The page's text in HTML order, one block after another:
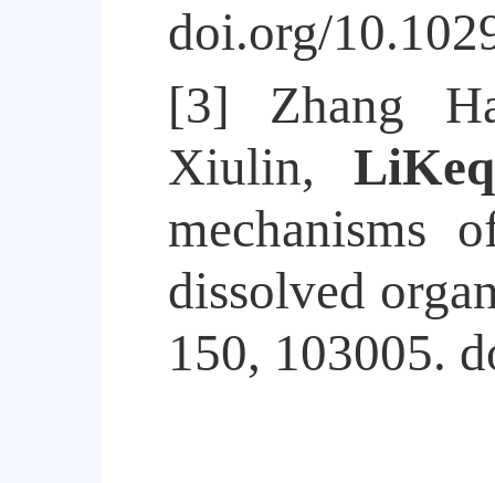
doi.org/
[3] Zhang
Xiulin, Li
mechanisms
dissolved
150, 103005.